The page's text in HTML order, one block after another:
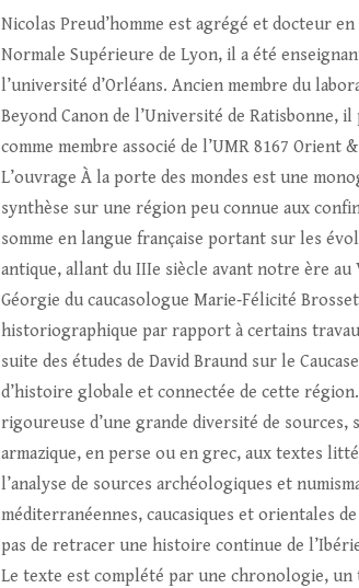
Nicolas Preud’homme est agrégé et docteur
Normale Supérieure de Lyon, il a été
l’université d’Orléans. Ancien membre du
Beyond Canon de l’Université de Ratisbonne,
comme membre associé de l’UMR 8167 Orient
L’ouvrage À la porte des mondes est une
synthèse sur une région peu connue aux
somme en langue française portant sur les
antique, allant du IIIe siècle avant notre ère
Géorgie du caucasologue Marie‑Félicité
historiographique par rapport à certains
suite des études de David Braund sur le
d’histoire globale et connectée de cette
rigoureuse d’une grande diversité de
armazique, en perse ou en grec, aux textes
l’analyse de sources archéologiques et
méditerranéennes, caucasiques et orientales
pas de retracer une histoire continue de
Le texte est complété par une chronologie,